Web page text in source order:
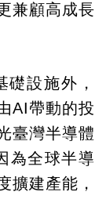
兼顧高成長
設施外，
AI帶動的投
臺灣半導體
為全球半導
擴建產能，